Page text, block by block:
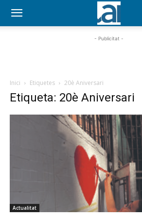
- Publicitat -
Inici Etiquetes 20è Aniversari
Etiqueta: 20è Aniversari
Actualitat